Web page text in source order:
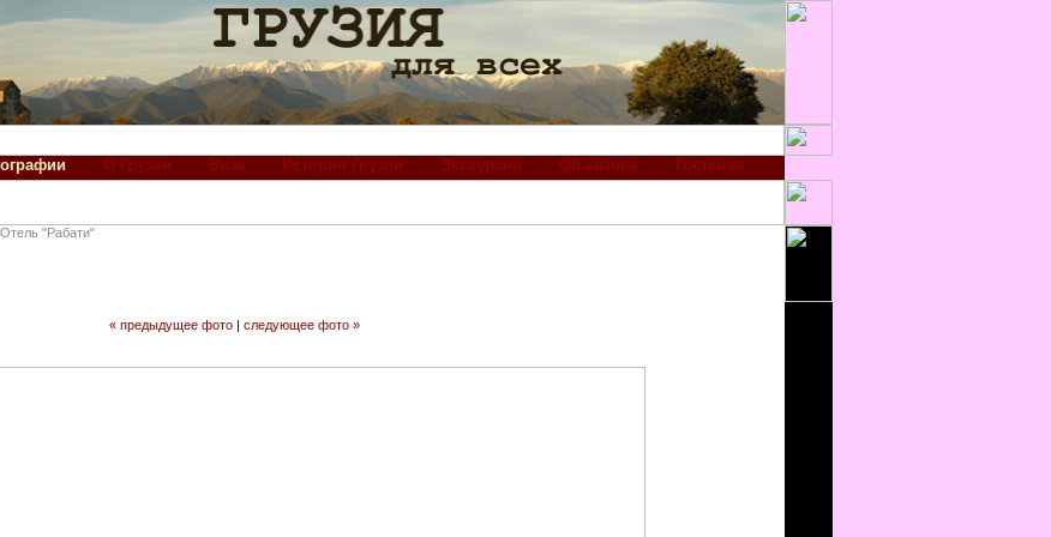
О Грузии Виза История Грузии Экскурсии Об авторе Гостевая
Отель "Рабати"
« предыдущее фото | следующее фото »